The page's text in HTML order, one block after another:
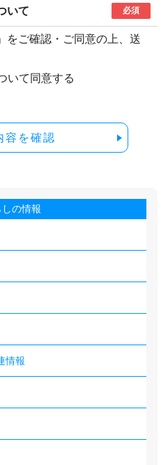
いて 必須
」をご確認・ご同意の上、送
いて同意する
容を確認
しの情報
情報